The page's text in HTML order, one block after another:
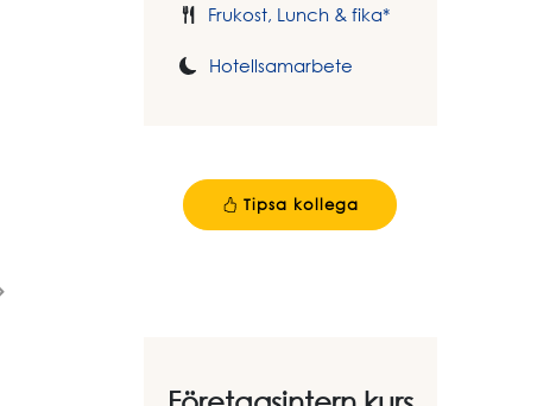
Frukost, Lunch & fika*
Hotellsamarbete
Tipsa kollega